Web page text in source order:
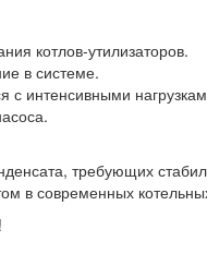
котлов-утилизаторов.
в системе.
с интенсивными
требующих
в современных